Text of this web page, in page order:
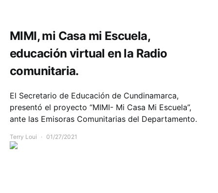
MIMI, mi Casa mi Escuela,
educación virtual en la Radio
comunitaria.
El Secretario de Educación de Cundinamarca,
presentó el proyecto “MIMI- Mi Casa Mi Escuela”,
ante las Emisoras Comunitarias del Departamento.
Terry Loui 01/27/2021